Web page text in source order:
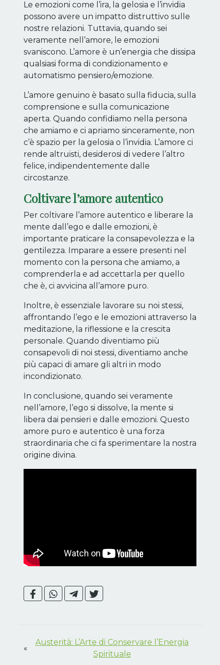
Le emozioni come l’ira, la gelosia e l’invidia
possono avere un impatto distruttivo sulle
nostre relazioni. Tuttavia, quando sei
veramente nell’amore, le emozioni
svaniscono. L’amore è un’energia che dissipa
qualsiasi forma di condizionamento e
automatismo pensiero/emozione.
L’amore genuino è basato sulla fiducia, sulla
comprensione e sulla comunicazione
aperta. Quando confidiamo nella persona
che amiamo e ci apriamo sinceramente, non
c’è spazio per la gelosia o l’invidia. L’amore ci
rende altruisti, desiderosi di vedere l’altro
felice, indipendentemente dalle
circostanze.
Coltivare l’amore autentico
Per coltivare l’amore autentico e liberare la
mente dall’ego e dalle emozioni, è
importante praticare la consapevolezza e la
gentilezza. Imparare a essere presenti nel
momento con la persona che amiamo, a
comprenderla e ad accettarla per quello
che è, ci avvicina all’amore puro.
Inoltre, è essenziale lavorare su noi stessi,
affrontando l’ego e le emozioni attraverso la
meditazione, la riflessione e la crescita
personale. Quando diventiamo più
consapevoli di noi stessi, diventiamo anche
più capaci di amare gli altri in modo
incondizionato.
In conclusione, quando sei veramente
nell’amore, l’ego si dissolve, la mente si
libera dai pensieri e dalle emozioni. Questo
amore puro e autentico è una forza
straordinaria che ci fa sperimentare la nostra
origine divina.
«
Austerità: L’Arte di Conservare l’Energia
Spirituale